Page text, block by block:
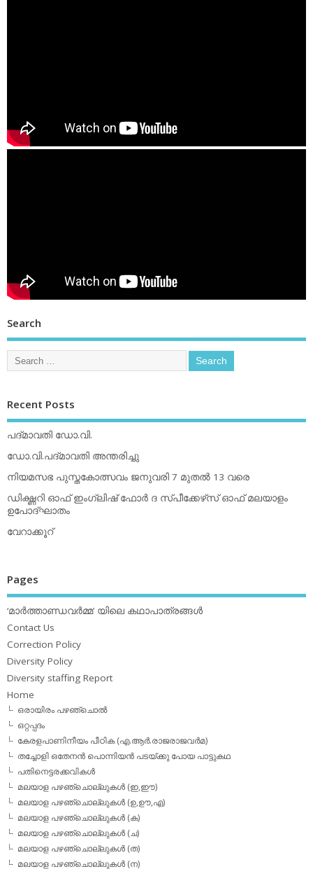
Search
Recent Posts
പദ്മാവതി ഡോ.വി.
ഡോ.വി.പദ്മാവതി അന്തരിച്ചു
നിയമസഭ പുസ്തകോത്സവം ജനുവരി 7 മുതല്‍ 13 വരെ
ഡിക്ഷ്ണറി ഓഫ് ഇംഗ്ലിഷ് ഫോര്‍ ദ സ്പീക്കേഴ്‌സ് ഓഫ് മലയാളം
ഉപോദ്ഘാതം
വേറാക്കൂറ്
Pages
‘മാര്‍ത്താണ്ഡവര്‍മ്മ’ യിലെ കഥാപാത്രങ്ങള്‍
Contact Us
Correction Policy
Diversity Policy
Diversity staffing Report
Home
ഒരായിരം പഴഞ്ചൊല്‍
ഒറ്റപ്പദം
കേരളപാണിനീയം പീഠിക (എ.ആര്‍.രാജരാജവര്‍മ)
തച്ചോളി ഒതേനൻ പൊന്നിയൻ പടയ്‌ക്കു പോയ പാട്ടുകഥ
പതിനെട്ടരക്കവികള്‍
മലയാള പഴഞ്ചൊല്ലുകള്‍ (ഇ,ഈ)
മലയാള പഴഞ്ചൊല്ലുകള്‍ (ഉ,ഊ,എ)
മലയാള പഴഞ്ചൊല്ലുകള്‍ (ക)
മലയാള പഴഞ്ചൊല്ലുകള്‍ (ച)
മലയാള പഴഞ്ചൊല്ലുകള്‍ (ത)
മലയാള പഴഞ്ചൊല്ലുകള്‍ (ന)